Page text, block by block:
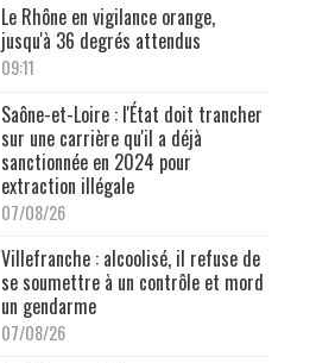
Le Rhône en vigilance orange,
jusqu'à 36 degrés attendus
09:11
Saône-et-Loire : l'État doit trancher
sur une carrière qu'il a déjà
sanctionnée en 2024 pour
extraction illégale
07/08/26
Villefranche : alcoolisé, il refuse de
se soumettre à un contrôle et mord
un gendarme
07/08/26